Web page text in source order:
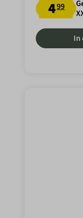
499
In